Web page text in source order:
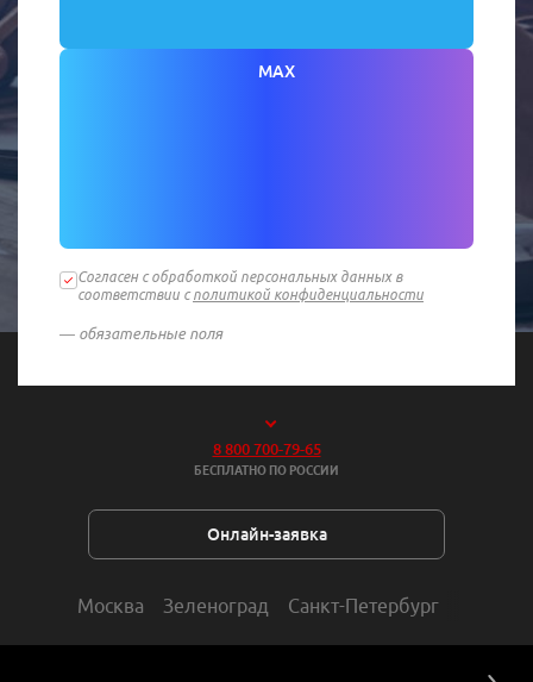
MAX
Согласен с обработкой персональных данных в
соответствии с политикой конфиденциальности
— обязательные поля
8 800 700-79-65
БЕСПЛАТНО ПО РОССИИ
Онлайн-заявка
Москва Зеленоград Санкт-Петербург